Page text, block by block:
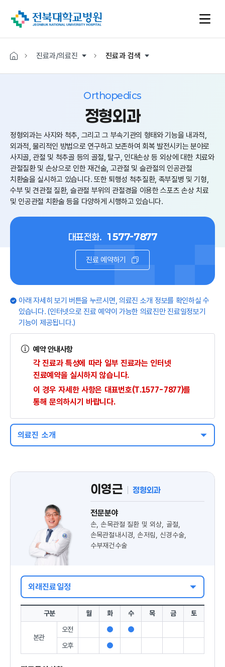
진료과/의료진 진료과 검색
Orthopedics
정형외과
정형외과는 사지와 척추, 그리고 그 부속기관의 형태와 기능을 내과적,
외과적, 물리적인 방법으로 연구하고 보존하여 회복 발전시키는 분야로
사지골, 관절 및 척추골 등의 골절, 탈구, 인대손상 등 외상에 대한 치료와
관절질환 및 손상으로 인한 재건술, 고관절 및 슬관절의 인공관절
치환술을 실시하고 있습니다. 또한 퇴행성 척추질환, 족부질병 및 기형,
수부 및 견관절 질환, 슬관절 부위의 관절경을 이용한 스포츠 손상 치료
및 인공관절 치환술 등을 다양하게 시행하고 있습니다.
대표전화. 1577-7877
진료 예약하기
아래 자세히 보기 버튼을 누르시면, 의료진 소개 정보를 확인하실 수
있습니다. (인터넷으로 진료 예약이 가능한 의료진만 진료일정보기
기능이 제공됩니다.)
예약 안내사항
각 진료과 특성에 따라 일부 진료과는 인터넷
진료예약을 실시하지 않습니다.
이 경우 자세한 사항은 대표번호(T.1577-7877)를
통해 문의하시기 바랍니다.
의료진 소개
이영근 정형외과
전문분야
손, 손목관절 질환 및 외상, 골절,
손목관절내시경, 손저림, 신경수술,
수부재건수술
외래진료일정
구분 월 화 수 목 금 토
본관
오전
진
료
가
진
가
오후
진